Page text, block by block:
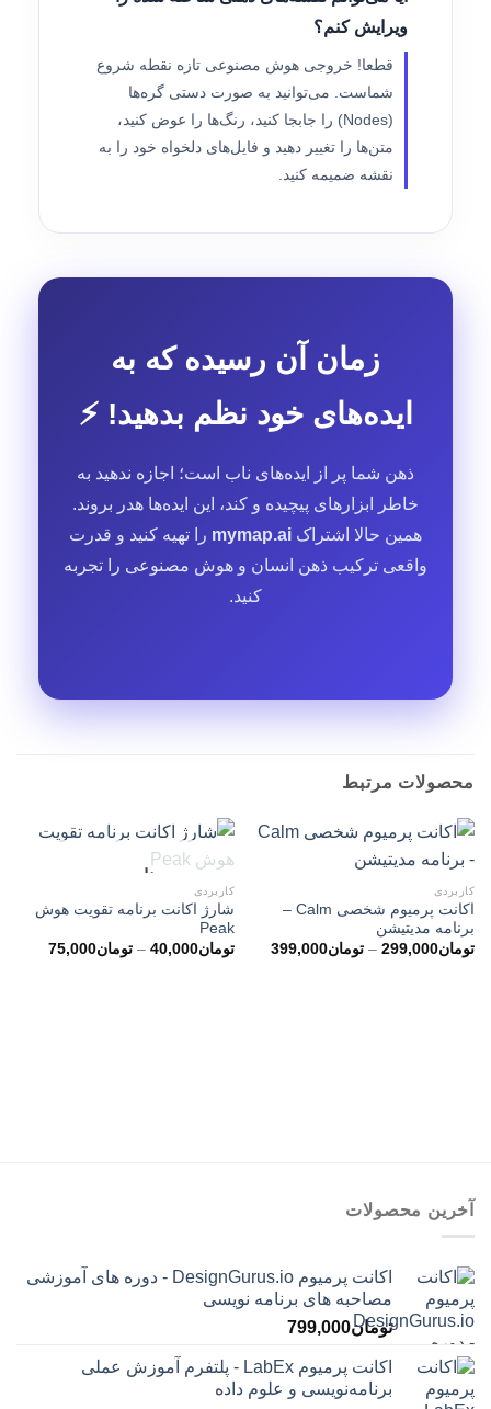
ویرایش کنم؟
قطعا! خروجی هوش مصنوعی تازه نقطه شروع
شماست. می‌توانید به صورت دستی گره‌ها
(Nodes) را جابجا کنید، رنگ‌ها را عوض کنید،
متن‌ها را تغییر دهید و فایل‌های دلخواه خود را به
نقشه ضمیمه کنید.
زمان آن رسیده که به
ایده‌های خود نظم بدهید! ⚡
ذهن شما پر از ایده‌های ناب است؛ اجازه ندهید به
خاطر ابزارهای پیچیده و کند، این ایده‌ها هدر بروند.
همین حالا اشتراک mymap.ai را تهیه کنید و قدرت
واقعی ترکیب ذهن انسان و هوش مصنوعی را تجربه
کنید.
محصولات مرتبط
کاربردی
اکانت پرمیوم شخصی Calm –
برنامه مدیتیشن
تومان299,000
– تومان399,000محدوده
ناموجود
کاربردی
شارژ اکانت برنامه تقویت هوش
Peak
تومان40,000
– تومان75,000محدوده
آخرین محصولات
اکانت پرمیوم DesignGurus.io - دوره ‌های آموزشی
مصاحبه ‌های برنامه نویسی
تومان799,000
اکانت پرمیوم LabEx - پلتفرم آموزش عملی
برنامه‌نویسی و علوم داده